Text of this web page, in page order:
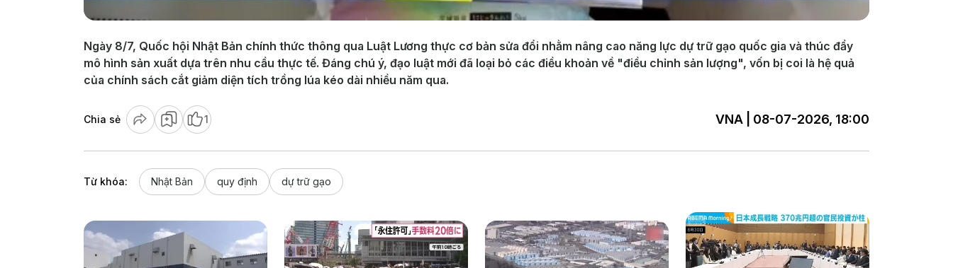
Ngày 8/7, Quốc hội Nhật Bản chính thức thông qua Luật Lương thực cơ bản sửa đổi nhằm nâng cao năng lực dự trữ gạo quốc gia và thúc đẩy
mô hình sản xuất dựa trên nhu cầu thực tế. Đáng chú ý, đạo luật mới đã loại bỏ các điều khoản về "điều chỉnh sản lượng", vốn bị coi là hệ quả
của chính sách cắt giảm diện tích trồng lúa kéo dài nhiều năm qua.
Chia sẻ 1 VNA | 08-07-2026, 18:00
Từ khóa: Nhật Bản quy định dự trữ gạo